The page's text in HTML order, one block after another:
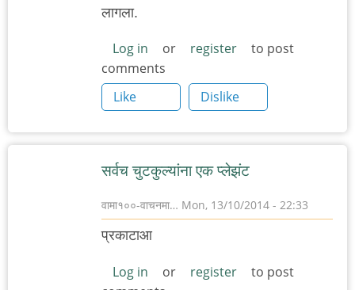
लागला.
Log in or register
to post
comments
Like
Dislike
सर्वच चुटकुल्यांना एक प्लेझंट
वामा१००-वाचनमा… Mon, 13/10/2014 - 22:33
प्रकाटाआ
Log in or register
to post